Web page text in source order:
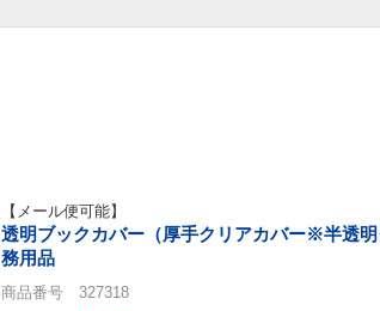
【メール便可能】
透明ブックカバー（厚手クリアカバー※半透
務用品
商品番号 327318